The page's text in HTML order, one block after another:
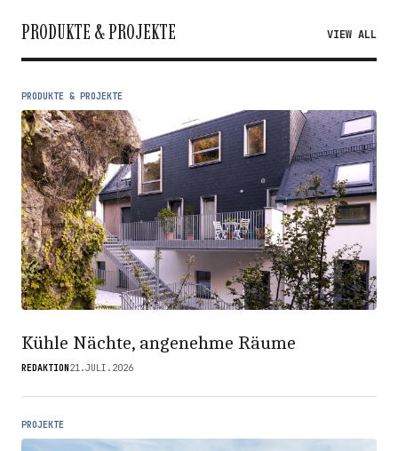
PRODUKTE & PROJEKTE VIEW ALL
PRODUKTE & PROJEKTE
Kühle Nächte, angenehme Räume
REDAKTION 21.JULI.2026
PROJEKTE